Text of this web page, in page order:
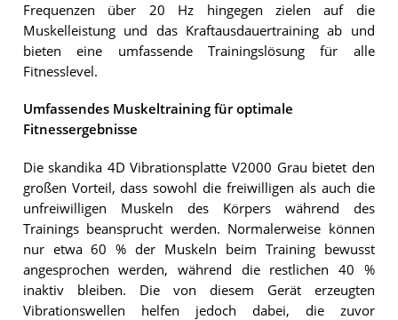
Frequenzen über 20 Hz hingegen zielen auf die
Muskelleistung und das Kraftausdauertraining ab und
bieten eine umfassende Trainingslösung für alle
Fitnesslevel.
Umfassendes Muskeltraining für optimale
Fitnessergebnisse
Die skandika 4D Vibrationsplatte V2000 Grau bietet den
großen Vorteil, dass sowohl die freiwilligen als auch die
unfreiwilligen Muskeln des Körpers während des
Trainings beansprucht werden. Normalerweise können
nur etwa 60 % der Muskeln beim Training bewusst
angesprochen werden, während die restlichen 40 %
inaktiv bleiben. Die von diesem Gerät erzeugten
Vibrationswellen helfen jedoch dabei, die zuvor